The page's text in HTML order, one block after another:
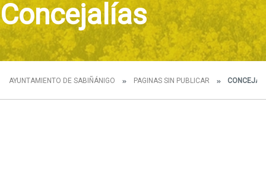
Concejalías
AYUNTAMIENTO DE SABIÑÁNIGO PAGINAS SIN PUBLICAR